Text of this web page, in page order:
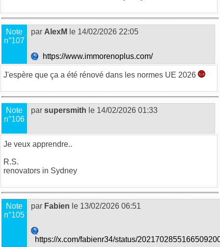
Note
n°107
par AlexM le 14/02/2026 22:05
https://www.immorenoplus.com/
J'espère que ça a été rénové dans les normes UE 2026
Note
n°106
par supersmith le 14/02/2026 01:33
Je veux apprendre..
R.S.
renovators in Sydney
Note
n°105
par Fabien le 13/02/2026 06:51
https://x.com/fabienr34/status/